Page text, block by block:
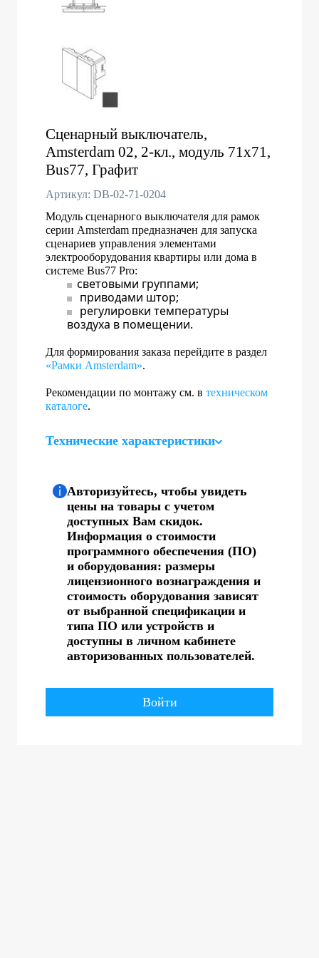
Сценарный выключатель,
Amsterdam 02, 2-кл., модуль 71х71,
Bus77, Графит
Артикул: DB-02-71-0204
Модуль сценарного выключателя для рамок
серии Amsterdam предназначен для запуска
сценариев управления элементами
электрооборудования квартиры или дома в
системе Bus77 Pro:
световыми группами;
приводами штор;
регулировки температуры
воздуха в помещении.
Для формирования заказа перейдите в раздел
«Рамки Amsterdam».
Рекомендации по монтажу см. в техническом
каталоге.
Технические характеристики
Авторизуйтесь, чтобы увидеть
цены на товары с учетом
доступных Вам скидок.
Информация о стоимости
программного обеспечения (ПО)
и оборудования: размеры
лицензионного вознаграждения и
стоимость оборудования зависят
от выбранной спецификации и
типа ПО или устройств и
доступны в личном кабинете
авторизованных пользователей.
Войти